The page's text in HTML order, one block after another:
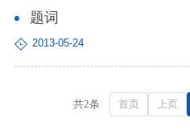
题词
2013-05-24
共2条 首页 上页